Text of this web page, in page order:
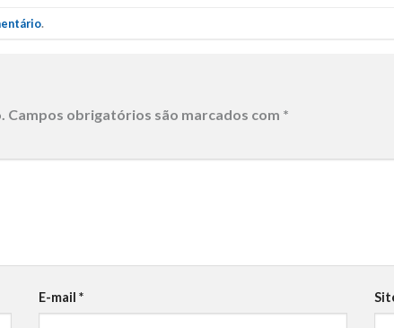
.
Campos obrigatórios são marcados com *
E-mail*